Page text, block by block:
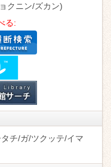
クニン/ズカン)
る:
チ/ガ/ツクッテ/イマ